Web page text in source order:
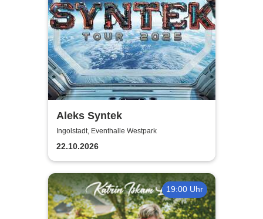
Aleks Syntek
Ingolstadt, Eventhalle Westpark
22.10.2026
19:00 Uhr